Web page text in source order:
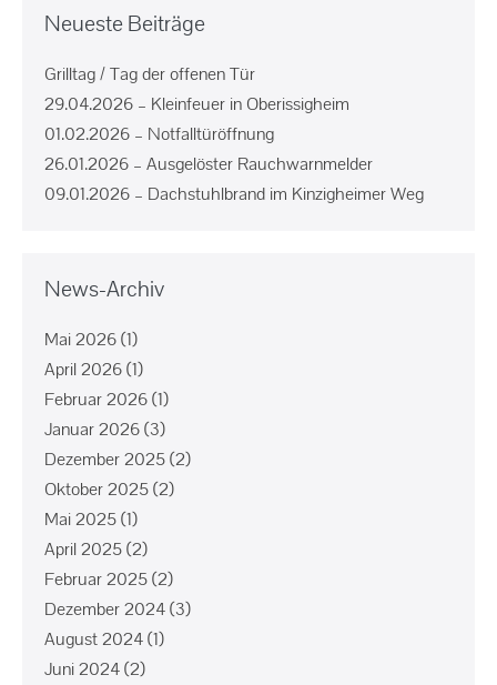
Neueste Beiträge
Grilltag / Tag der offenen Tür
29.04.2026 – Kleinfeuer in Oberissigheim
01.02.2026 – Notfalltüröffnung
26.01.2026 – Ausgelöster Rauchwarnmelder
09.01.2026 – Dachstuhlbrand im Kinzigheimer Weg
News-Archiv
Mai 2026(1)
April 2026(1)
Februar 2026(1)
Januar 2026(3)
Dezember 2025(2)
Oktober 2025(2)
Mai 2025(1)
April 2025(2)
Februar 2025(2)
Dezember 2024(3)
August 2024(1)
Juni 2024(2)